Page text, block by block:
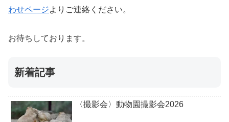
わせページよりご連絡ください。
お待ちしております。
新着記事
〈撮影会〉動物園撮影会2026